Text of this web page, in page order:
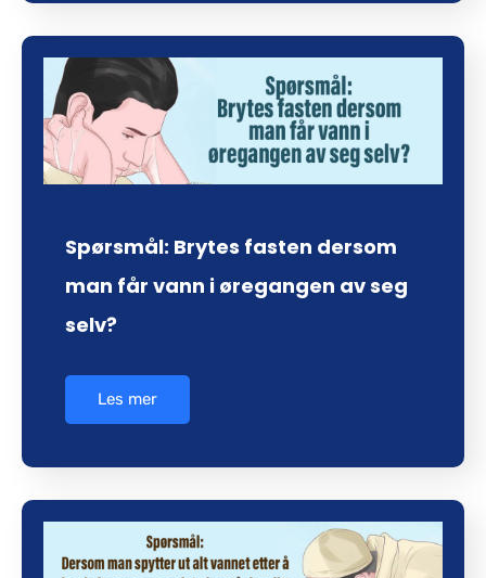
Spørsmål: Brytes fasten dersom
man får vann i øregangen av seg
selv?
Les mer